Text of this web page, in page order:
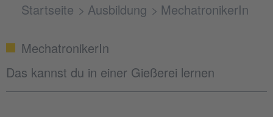
Startseite Ausbildung MechatronikerIn
MechatronikerIn
Das kannst du in einer Gießerei lernen